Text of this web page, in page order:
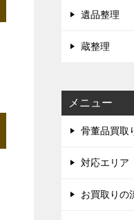
遺品整理
蔵整理
メニュー
骨董品買取
対応エリア
お買取りの